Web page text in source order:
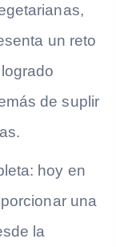
un reto
de suplir
hoy en
una
la